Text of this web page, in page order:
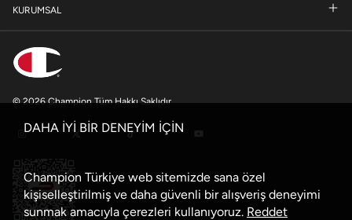
KURUMSAL
© 2026 Champion Tüm Hakkı Saklıdır
DAHA İYİ BİR DENEYİM İÇİN
Champion Türkiye web sitemizde sana özel
kişiselleştirilmiş ve daha güvenli bir alışveriş deneyimi
sunmak amacıyla çerezleri kullanıyoruz. Reddet